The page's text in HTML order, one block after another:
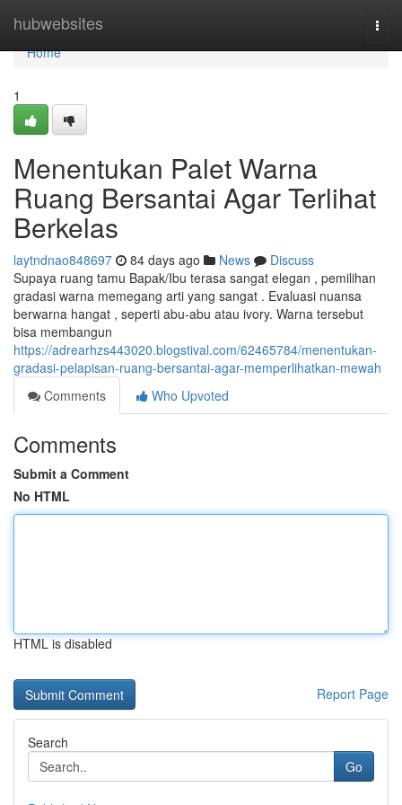
hubwebsites
Home
Home
1
Menentukan Palet Warna
Ruang Bersantai Agar Terlihat
Berkelas
laytndnao848697 84 days ago News
Discuss
Supaya ruang tamu Bapak/Ibu terasa sangat elegan , pemilihan
gradasi warna memegang arti yang sangat . Evaluasi nuansa
berwarna hangat , seperti abu-abu atau ivory. Warna tersebut
bisa membangun
https://adrearhzs443020.blogstival.com/62465784/menentukan-
gradasi-pelapisan-ruang-bersantai-agar-memperlihatkan-mewah
Comments
Who Upvoted
Comments
Submit a Comment
No HTML
HTML is disabled
Report Page
Search
Go